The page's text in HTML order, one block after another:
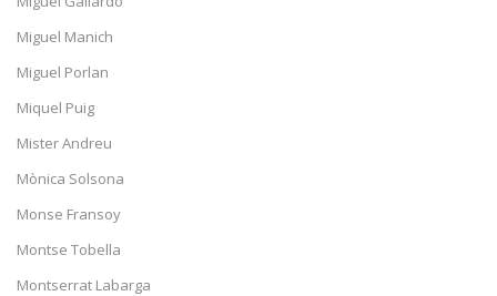
Miguel Manich
Miguel Porlan
Miquel Puig
Mister Andreu
Mònica Solsona
Monse Fransoy
Montse Tobella
Montserrat Labarga